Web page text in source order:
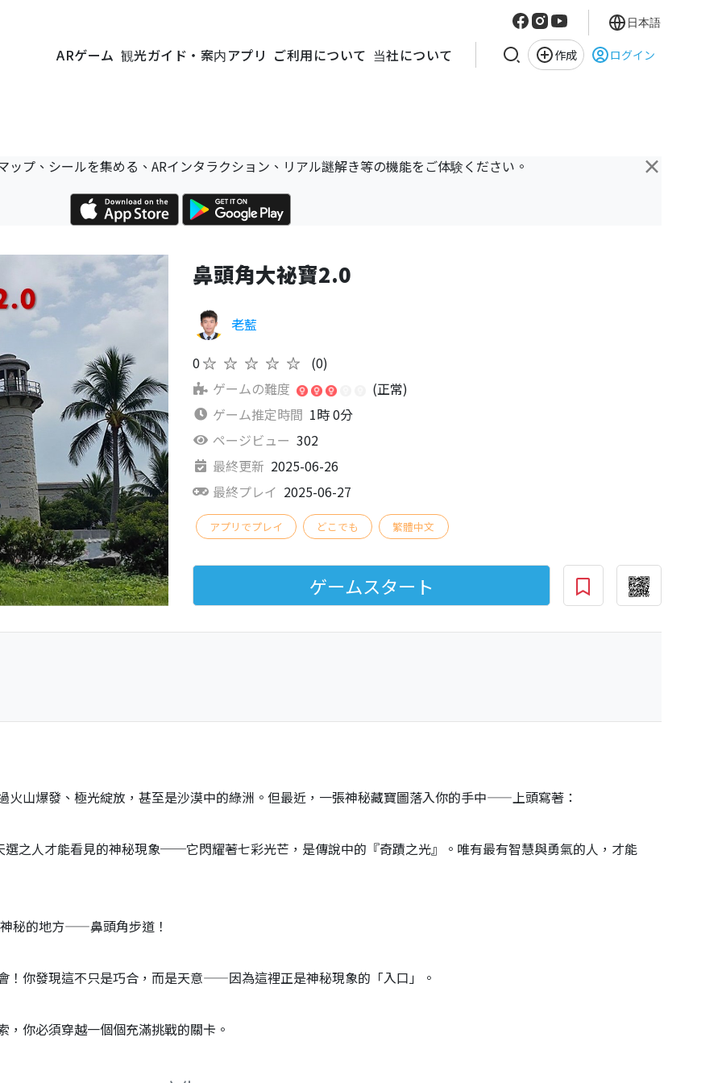
ARゲーム 観光ガイド・案内アプリ ご利用について 当社について 作成 ログイン
日本語
×
ップ、シールを集める、ARインタラクション、リアル謎解き等の機能をご体験ください。
鼻頭角大祕寶2.0
老藍
0★★★★★
(0)
ゲームの難度
(正常)
ゲーム推定時間 1時 0分
ページビュー 302
最終更新 2025-06-26
最終プレイ 2025-06-27
アプリでプレイ どこでも 繁體中文
ゲームスタート
火山爆發、極光綻放，甚至是沙漠中的綠洲。但最近，一張神秘藏寶圖落入你的手中——上頭寫著：
之人才能看見的神秘現象──它閃耀著七彩光芒，是傳說中的『奇蹟之光』。唯有最有智慧與勇氣的人，才能
秘的地方——鼻頭角步道！
你發現這不只是巧合，而是天意——因為這裡正是神秘現象的「入口」。
你必須穿越一個個充滿挑戰的關卡。